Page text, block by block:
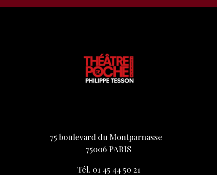
75 boulevard du Montparnasse
75006 PARIS
Tél. 01 45 44 50 21